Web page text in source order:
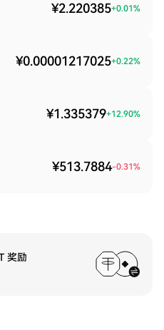
¥2.220385+0.01%
¥0.00001217025+0.22%
¥1.335379+12.90%
¥513.7884-0.31%
奖励